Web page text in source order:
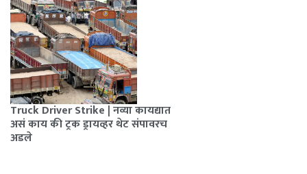
Truck Driver Strike | नव्या कायद्यात
असं काय की ट्रक ड्रायव्हर थेट संपावरच
अडले